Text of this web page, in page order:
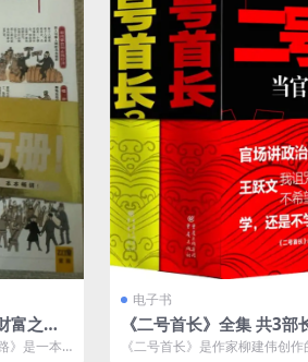
富之
》是一本
电子书
《二号首长》全集 共3部
说 官场讲政治 要阳谋不
《二号首长》是作家柳建伟创